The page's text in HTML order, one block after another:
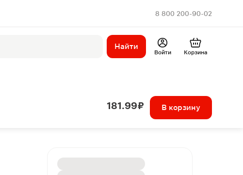
8 800 200-90-02
Найти
Войти Корзина
181.99 ₽ В корзину